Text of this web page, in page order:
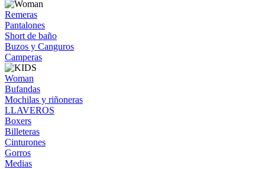
Remeras
Pantalones
Short de baño
Buzos y Canguros
Camperas
Woman
Bufandas
Mochilas y riñoneras
LLAVEROS
Boxers
Billeteras
Cinturones
Gorros
Medias